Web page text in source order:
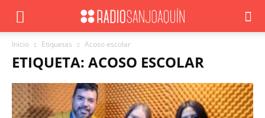
Inicio Etiquetas Acoso escolar
ETIQUETA: ACOSO ESCOLAR